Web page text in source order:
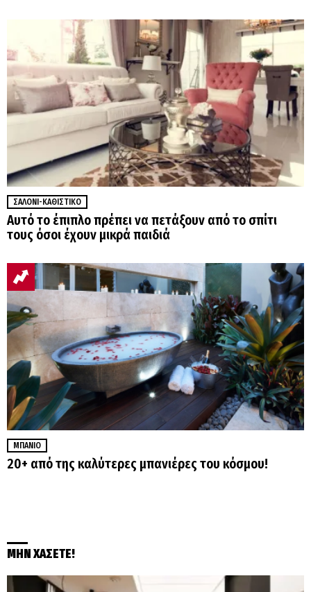
ΣΑΛΌΝΙ-ΚΑΘΙΣΤΙΚΌ
Αυτό το έπιπλο πρέπει να πετάξουν από το σπίτι
τους όσοι έχουν μικρά παιδιά
ΜΠΆΝΙΟ
20+ από της καλύτερες μπανιέρες του κόσμου!
ΜΗΝ ΧΑΣΕΤΕ!